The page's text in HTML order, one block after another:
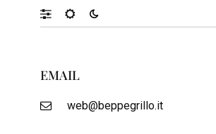
EMAIL
web@beppegrillo.it